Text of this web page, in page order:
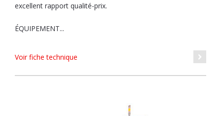
excellent rapport qualité-prix.
ÉQUIPEMENT...
Voir fiche technique